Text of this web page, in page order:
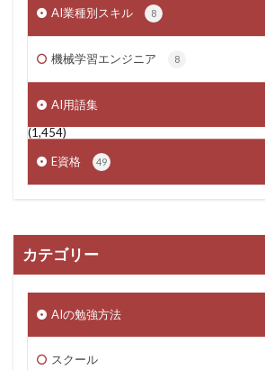
AI業種別スキル 8
機械学習エンジニア 8
AI用語集
(1,454)
E資格
49
カテゴリー
AIの勉強方法
スクール